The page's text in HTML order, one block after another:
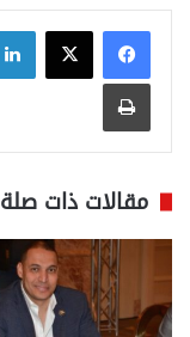
طباعة
مقالات ذات صلة